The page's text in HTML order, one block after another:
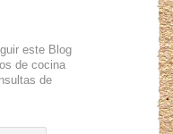
este Blog
de cocina
de